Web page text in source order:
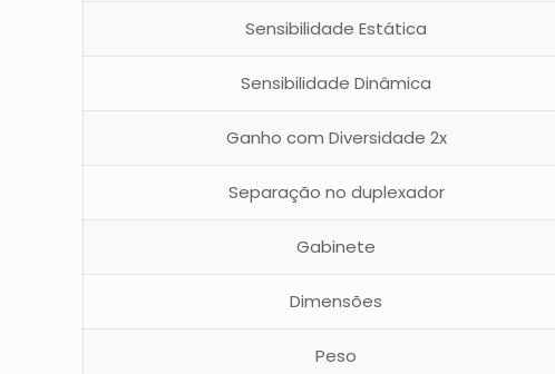
Sensibilidade Estática
Sensibilidade Dinâmica
Ganho com Diversidade 2x
Separação no duplexador
Gabinete
Dimensões
Peso